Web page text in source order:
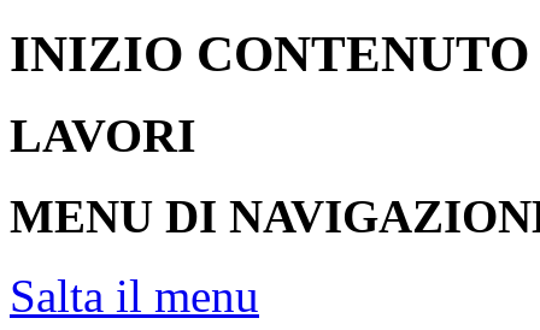
INIZIO CONTENUTO
LAVORI
MENU DI
Salta il menu